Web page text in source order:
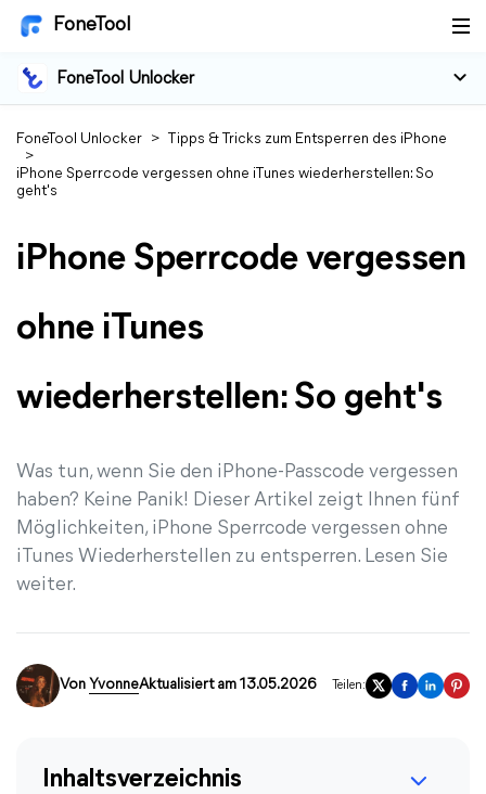
FoneTool
FoneTool Unlocker
FoneTool Unlocker >
Tipps & Tricks zum Entsperren des iPhone
>
iPhone Sperrcode vergessen ohne iTunes wiederherstellen: So
geht's
iPhone Sperrcode vergessen
ohne iTunes
wiederherstellen: So geht's
Was tun, wenn Sie den iPhone-Passcode vergessen
haben? Keine Panik! Dieser Artikel zeigt Ihnen fünf
Möglichkeiten, iPhone Sperrcode vergessen ohne
iTunes Wiederherstellen zu entsperren. Lesen Sie
weiter.
Von YvonneAktualisiert am 13.05.2026 Teilen:
Inhaltsverzeichnis